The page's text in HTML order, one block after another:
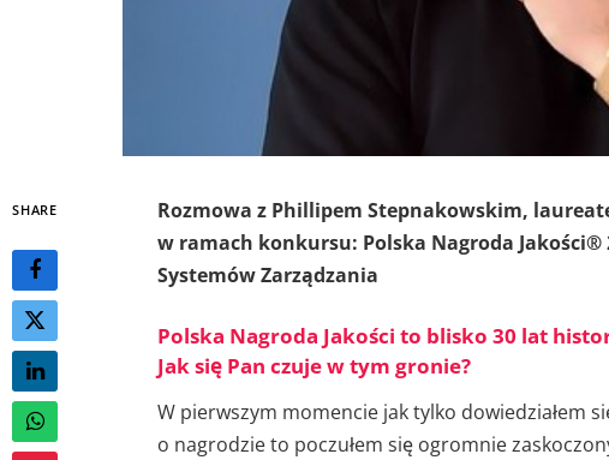
SHARE
Rozmowa z Phillipem Stepnakowskim,
w ramach konkursu: Polska Nagroda
Systemów Zarządzania
Polska Nagroda Jakości to blisko 30 lat
Jak się Pan czuje w tym gronie?
W pierwszym momencie jak tylko dowiedziałem
o nagrodzie to poczułem się ogromnie